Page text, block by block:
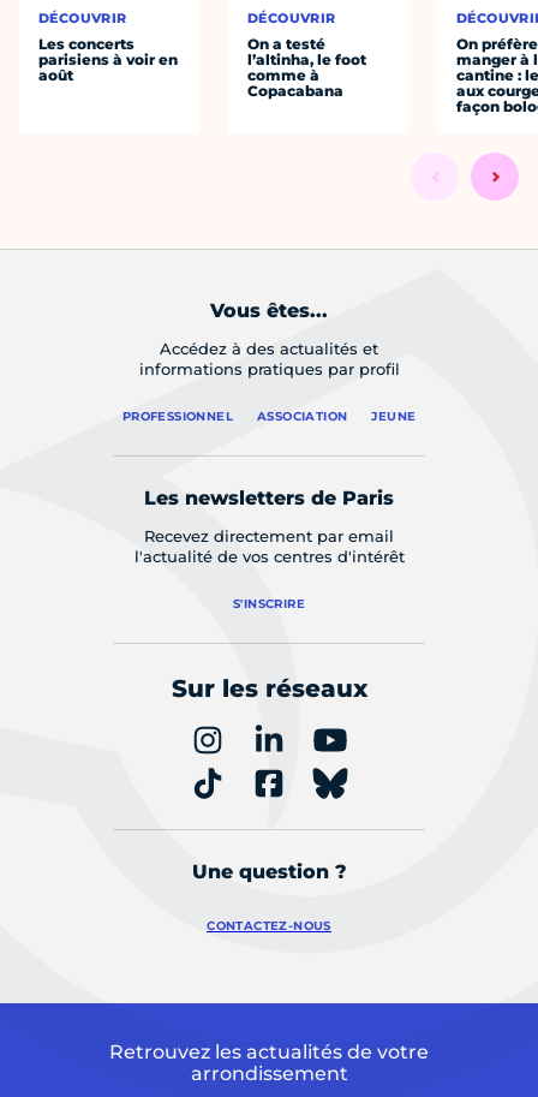
DÉCOUVRIR
Les concerts
parisiens à voir en
août
DÉCOUVRIR
On a testé
l’altinha, le foot
comme à
Copacabana
On préfère
manger à
cantine :
aux
façon
Vous êtes...
Accédez à des actualités et
informations pratiques par profil
PROFESSIONNEL ASSOCIATION JEUNE
Les newsletters de Paris
Recevez directement par email
l'actualité de vos centres d'intérêt
S'INSCRIRE
Sur les réseaux
Une question ?
CONTACTEZ-NOUS
Retrouvez les actualités de votre
arrondissement